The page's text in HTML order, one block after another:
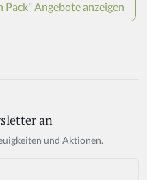
an
und Aktionen.